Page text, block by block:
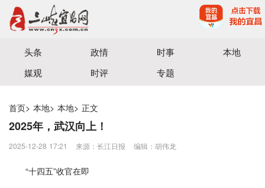
宜昌三峡融媒体中心主办
头条 政情 时事
本地
媒观
时评 专题
首页> 本地> 本地> 正文
2025年，武汉向上！
2025-12-28 17:21 来源：长江日报 编辑：胡伟龙
“十四五”收官在即